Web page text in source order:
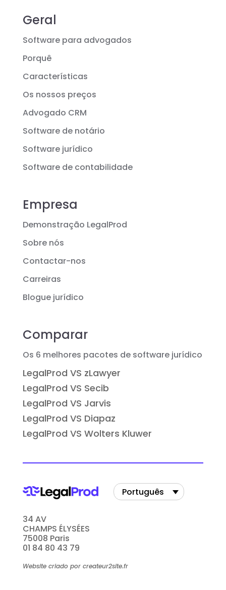
Geral
Software para advogados
Porquê
Características
Os nossos preços
Advogado CRM
Software de notário
Software jurídico
Software de contabilidade
Empresa
Demonstração LegalProd
Sobre nós
Contactar-nos
Carreiras
Blogue jurídico
Comparar
Os 6 melhores pacotes de software jurídico
LegalProd VS zLawyer
LegalProd VS Secib
LegalProd VS Jarvis
LegalProd VS Diapaz
LegalProd VS Wolters Kluwer
34 AV
CHAMPS ÉLYSÉES
75008 Paris
01 84 80 43 79
Website criado por createur2site.fr
Português